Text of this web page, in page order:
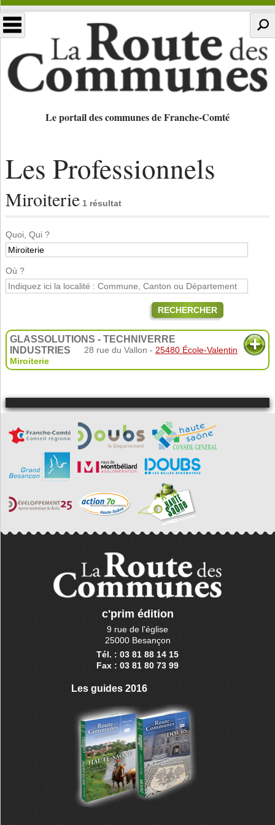
Le portail des communes de Franche-Comté
Les Professionnels
Miroiterie 1 résultat
Quoi, Qui ?
Où ?
RECHERCHER
GLASSOLUTIONS - TECHNIVERRE
INDUSTRIES
28 rue du Vallon - 25480 École-Valentin
Miroiterie
c'prim édition
9 rue de l'église
25000 Besançon
Tél. : 03 81 88 14 15
Fax : 03 81 80 73 99
Les guides 2016